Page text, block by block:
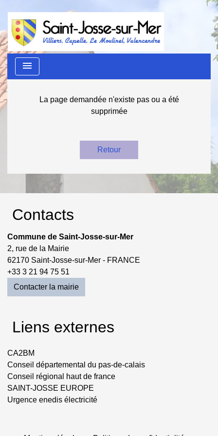
menu
La page demandée n'existe pas ou a été
supprimée
Retour
Contacts
Commune de Saint-Josse-sur-Mer
2, rue de la Mairie
62170 Saint-Josse-sur-Mer - FRANCE
+33 3 21 94 75 51
Contacter la mairie
Liens externes
CA2BM
Conseil départemental du pas-de-calais
Conseil régional haut de france
SAINT-JOSSE EUROPE
Urgence enedis électricité